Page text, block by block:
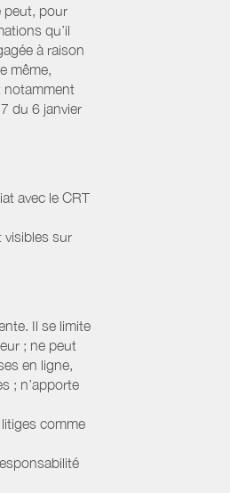
peut, pour
qu’il
à raison
même,
notamment
du 6 janvier
avec le CRT
visibles sur
Il se limite
; ne peut
en ligne,
; n’apporte
comme